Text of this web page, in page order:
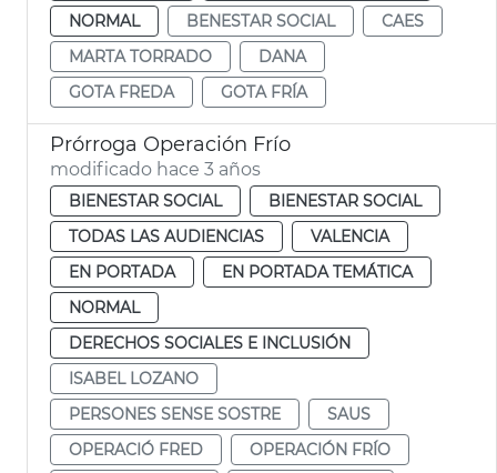
NORMAL
BENESTAR SOCIAL
CAES
MARTA TORRADO
DANA
GOTA FREDA
GOTA FRÍA
Prórroga Operación Frío
modificado hace 3 años
BIENESTAR SOCIAL
BIENESTAR SOCIAL
TODAS LAS AUDIENCIAS
VALENCIA
EN PORTADA
EN PORTADA TEMÁTICA
NORMAL
DERECHOS SOCIALES E INCLUSIÓN
ISABEL LOZANO
PERSONES SENSE SOSTRE
SAUS
OPERACIÓ FRED
OPERACIÓN FRÍO